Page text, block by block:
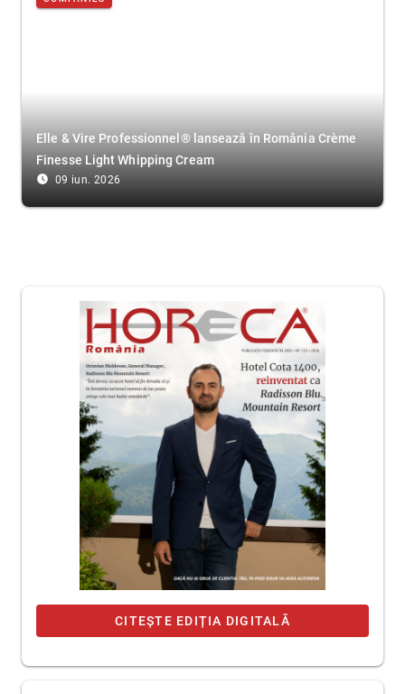
Elle & Vire Professionnel® lansează în România Crème
Finesse Light Whipping Cream
access_time_filled 09 iun. 2026
CITEȘTE EDIȚIA DIGITALĂ